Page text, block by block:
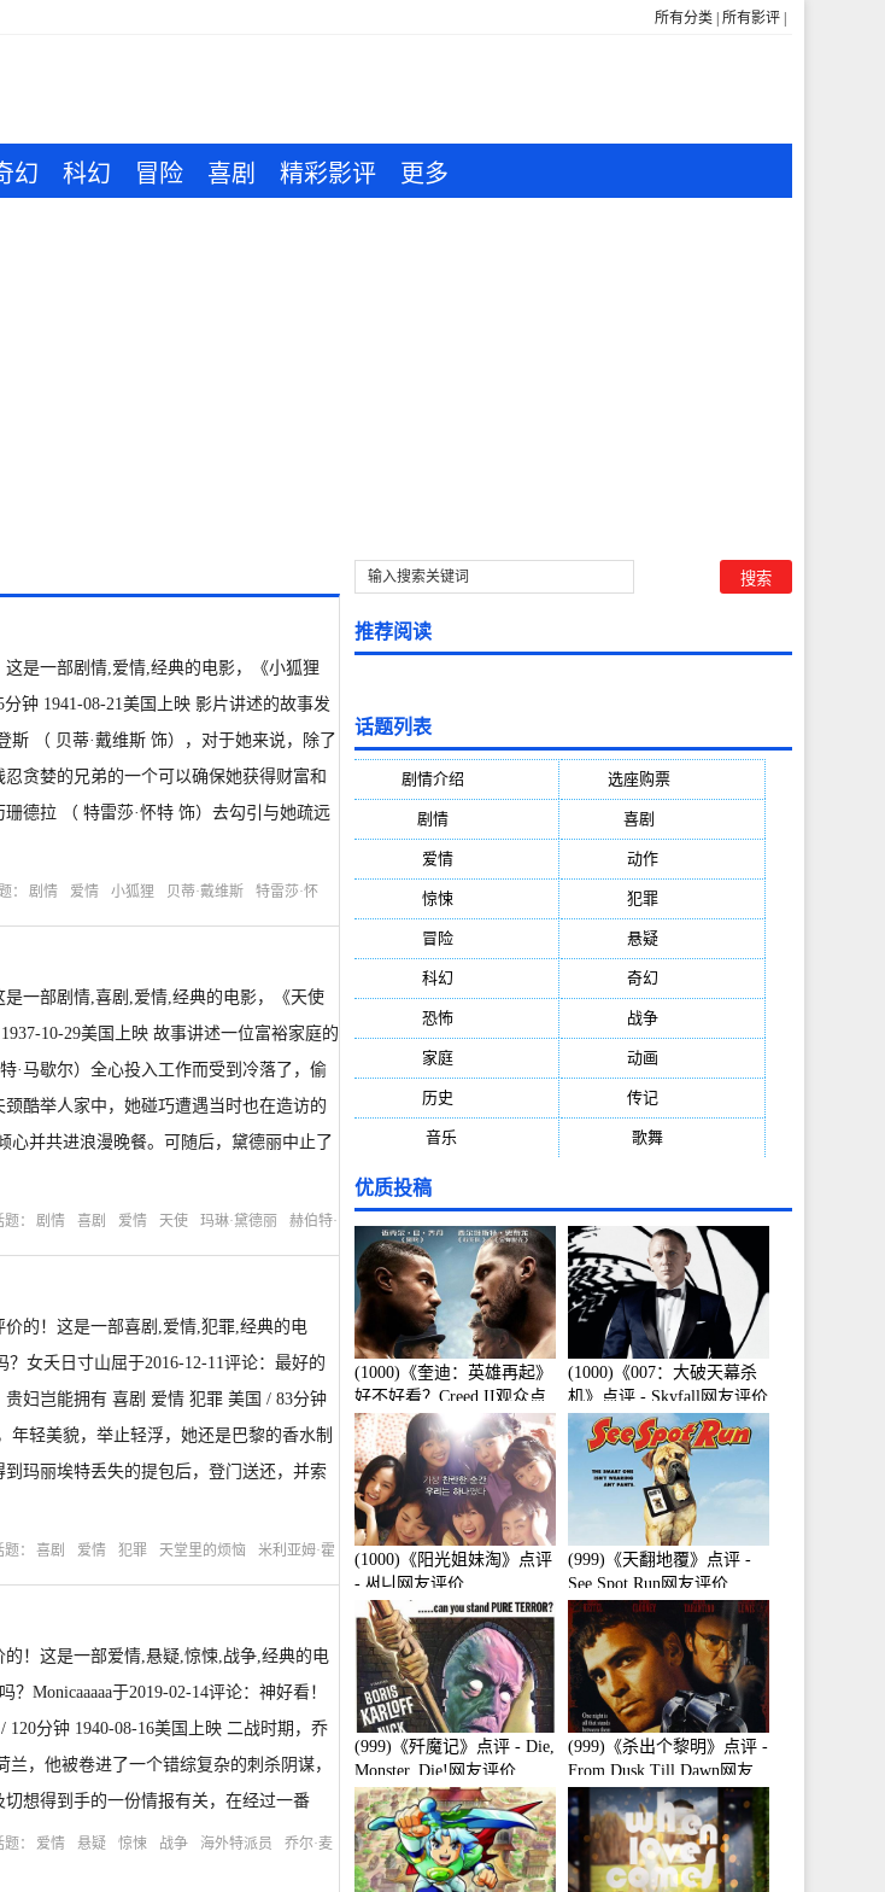
所有分类 所有影评
幻 科幻 冒险 喜剧 精彩影评 更多
是一部剧情,爱情,经典的电影，《小狐狸
钟 1941-08-21美国上映 影片讲述的故事发
斯 （ 贝蒂·戴维斯 饰），对于她来说，除了
贪婪的兄弟的一个可以确保她获得财富和
德拉 （ 特雷莎·怀特 饰）去勾引与她疏远
： 剧情 爱情 小狐狸 贝蒂·戴维斯
特雷莎·怀
一部剧情,喜剧,爱情,经典的电影，《天使
10-29美国上映 故事讲述一位富裕家庭的
·马歇尔）全心投入工作而受到冷落了，偷
酷举人家中，她碰巧遭遇当时也在造访的
心并共进浪漫晚餐。可随后，黛德丽中止了
题： 剧情 喜剧 爱情 天使 玛琳·黛德丽
赫伯特·
介绍
的！这是一部喜剧,爱情,犯罪,经典的电
？女夭日寸山屈于2016-12-11评论：最好的
妇岂能拥有 喜剧 爱情 犯罪 美国 / 83分钟
年轻美貌，举止轻浮，她还是巴黎的香水制
玛丽埃特丢失的提包后，登门送还，并索
题： 喜剧 爱情 犯罪 天堂里的烦恼
米利亚姆·霍
选座购票 剧情介绍
！这是一部爱情,悬疑,惊悚,战争,经典的电
Monicaaaaa于2019-02-14评论：神好看！
分钟 1940-08-16美国上映 二战时期，乔
，他被卷进了一个错综复杂的刺杀阴谋，
想得到手的一份情报有关，在经过一番
题： 爱情 悬疑 惊悚 战争 海外特派员
乔尔·麦
推荐阅读
话题列表
剧情介绍 选座购票(5388)
剧情 喜剧
爱情(887) 动作
惊悚(648) 犯罪
冒险(377) 悬疑
科幻 奇幻
恐怖(236) 战争
家庭(195) 动画
历史 传记
音乐 歌舞(81)
优质投稿
(1000)《奎迪：英雄再起》
好不好看？Creed II观众点
评及剧本
(1000)《007：大破天幕杀
机》点评 - Skyfall网友评价
(1000)《阳光姐妹淘》点评
- 써니网友评价
(999)《天翻地覆》点评 -
See Spot Run网友评价
(999)《歼魔记》点评 - Die,
Monster, Die!网友评价
(999)《杀出个黎明》点评 -
From Dusk Till Dawn网友
评价